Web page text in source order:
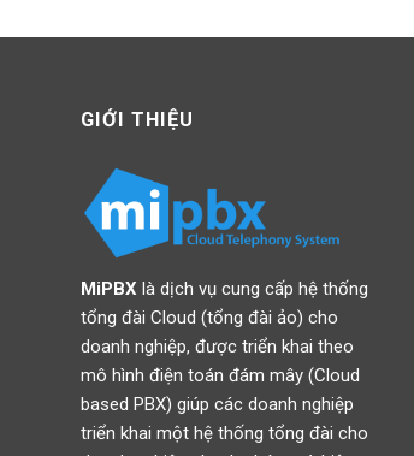
GIỚI THIỆU
MiPBX là dịch vụ cung cấp hệ thống
tổng đài Cloud (tổng đài ảo) cho
doanh nghiệp, được triển khai theo
mô hình điện toán đám mây (Cloud
based PBX) giúp các doanh nghiệp
triển khai một hệ thống tổng đài cho